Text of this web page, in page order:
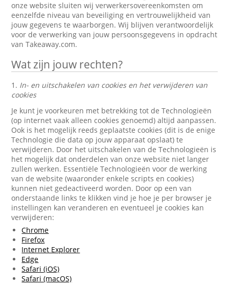
onze website sluiten wij verwerkersovereenkomsten om
eenzelfde niveau van beveiliging en vertrouwelijkheid van
jouw gegevens te waarborgen. Wij blijven verantwoordelijk
voor de verwerking van jouw persoonsgegevens in opdracht
van Takeaway.com.
Wat zijn jouw rechten?
1. In- en uitschakelen van cookies en het verwijderen van
cookies
Je kunt je voorkeuren met betrekking tot de Technologieën
(op internet vaak alleen cookies genoemd) altijd aanpassen.
Ook is het mogelijk reeds geplaatste cookies (dit is de enige
Technologie die data op jouw apparaat opslaat) te
verwijderen. Door het uitschakelen van de Technologieën is
het mogelijk dat onderdelen van onze website niet langer
zullen werken. Essentiële Technologieën voor de werking
van de website (waaronder enkele scripts en cookies)
kunnen niet gedeactiveerd worden. Door op een van
onderstaande links te klikken vind je hoe je per browser je
instellingen kan veranderen en eventueel je cookies kan
verwijderen:
Chrome
Firefox
Internet Explorer
Edge
Safari (iOS)
Safari (macOS)